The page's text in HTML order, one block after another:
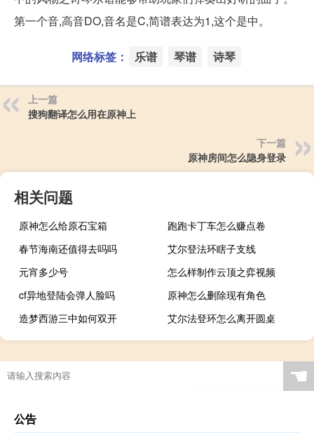
第一个音,高音DO,音名是C,简谱表达为1,这个是中。
网络标签： 乐谱 琴谱 诗琴
上一篇
搜狗翻译怎么用在原神上
下一篇
原神房间怎么隐身登录
相关问题
原神怎么给原石宝箱
跑跑卡丁车怎么赚点卷
春节海南还值得去吗吗
艾尔登法环瞎子支线
元宵多少号
怎么样制作云顶之弈视频
cf异地登陆会弹人脸吗
原神怎么删除现有角色
造梦西游三中如何双开
艾尔法登环怎么离开圆桌
☚
公告